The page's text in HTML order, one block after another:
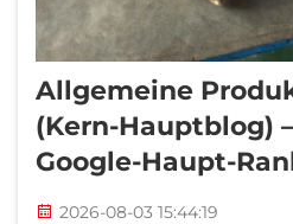
Allgemeine
(Kern-Hauptblog)
Google-Haupt-
2026-08-03 15:44:19